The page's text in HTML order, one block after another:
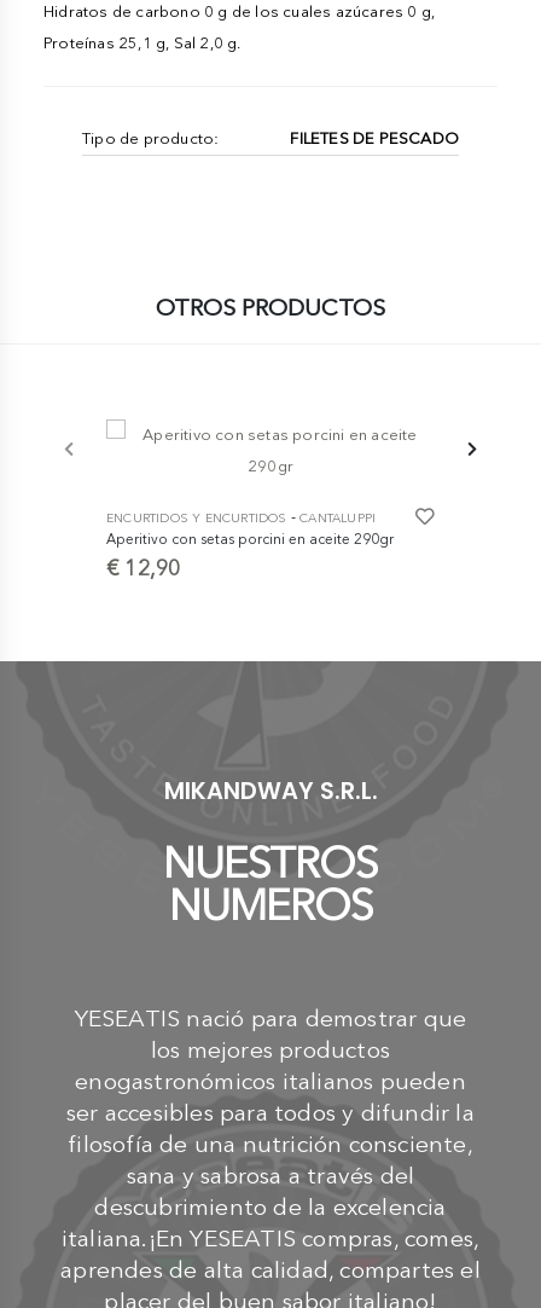
Hidratos de carbono 0 g de los cuales azúcares 0 g,
Proteínas 25,1 g, Sal 2,0 g.
Tipo de producto: FILETES DE PESCADO
OTROS PRODUCTOS
ENCURTIDOS Y ENCURTIDOS -CANTALUPPI
Aperitivo con setas porcini en aceite 290gr
€ 12,90
MIKANDWAY S.R.L.
NUESTROS
NUMEROS
YESEATIS nació para demostrar que
los mejores productos
enogastronómicos italianos pueden
ser accesibles para todos y difundir la
filosofía de una nutrición consciente,
sana y sabrosa a través del
descubrimiento de la excelencia
italiana.¡En YESEATIS compras, comes,
aprendes de alta calidad, compartes el
placer del buen sabor italiano!